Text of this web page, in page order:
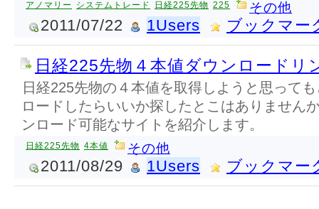
アノマリー システムトレード 日経225先物 225 その他
2011/07/22 1Users ブックマー
日経225先物４本値ダウンロードリ
日経225先物の４本値を取得しようと思って
ロードしたらいいか探したとこはありません
ンロード可能なサイトを紹介します。
日経225先物 4本値 その他
2011/08/29 1Users ブックマー